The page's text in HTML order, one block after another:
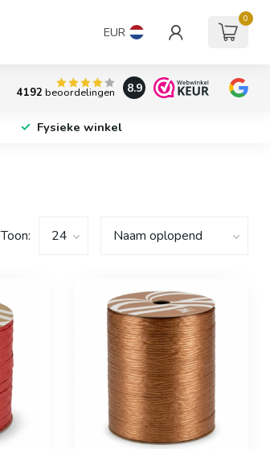
EUR
0
4192 beoordelingen 8.9
Fysieke winkel
Toon: